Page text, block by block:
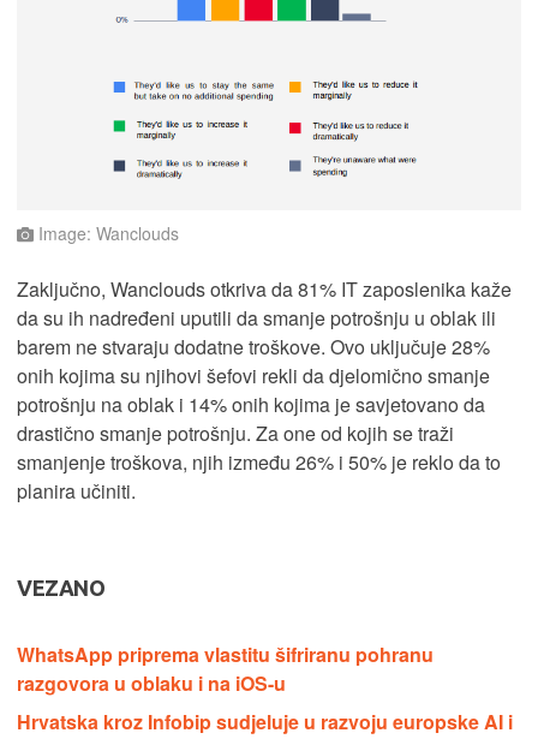
Image: Wanclouds
Zaključno, Wanclouds otkriva da 81% IT zaposlenika kaže
da su ih nadređeni uputili da smanje potrošnju u oblak ili
barem ne stvaraju dodatne troškove. Ovo uključuje 28%
onih kojima su njihovi šefovi rekli da djelomično smanje
potrošnju na oblak i 14% onih kojima je savjetovano da
drastično smanje potrošnju. Za one od kojih se traži
smanjenje troškova, njih između 26% i 50% je reklo da to
planira učiniti.
VEZANO
WhatsApp priprema vlastitu šifriranu pohranu
razgovora u oblaku i na iOS-u
Hrvatska kroz Infobip sudjeluje u razvoju europske AI i